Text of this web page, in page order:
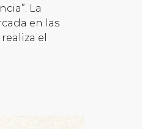
La
en las
el